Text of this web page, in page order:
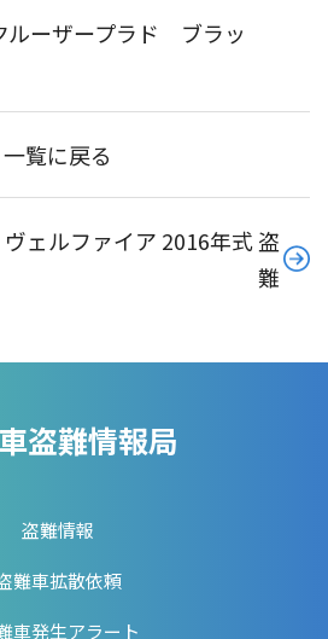
ーザープラド ブラッ
一覧に戻る
ェルファイア 2016年式 盗
難
盗難情報局
盗難情報
難車拡散依頼
車発生アラート